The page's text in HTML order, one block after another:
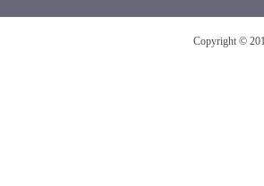
Copyright ©